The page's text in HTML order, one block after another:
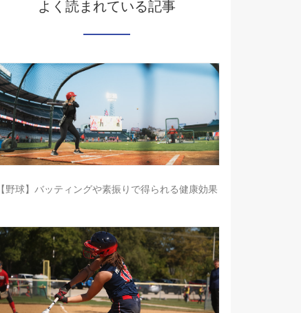
よく読まれている記事
【野球】バッティングや素振りで得られる健康効果